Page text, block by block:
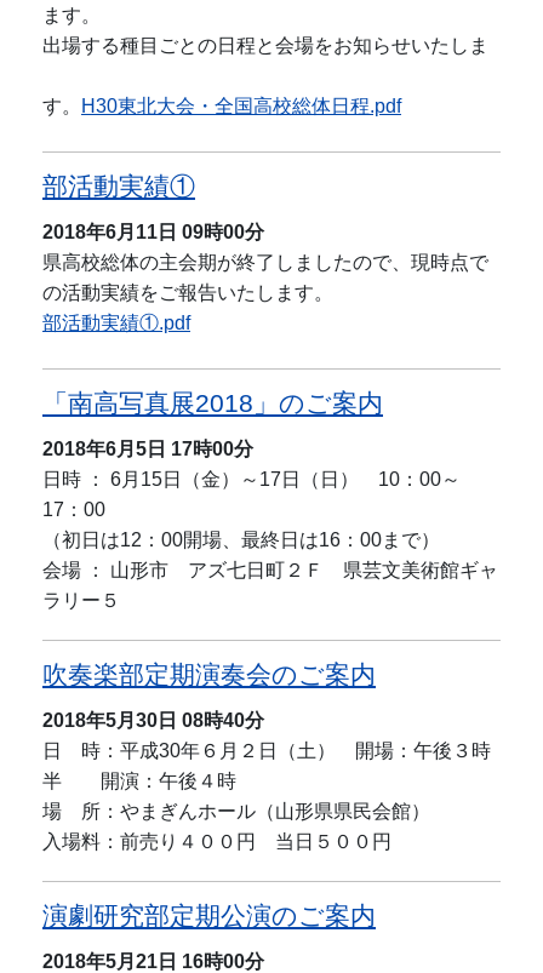
ます。
出場する種目ごとの日程と会場をお知らせいたしま
す。 H30東北大会・全国高校総体日程.pdf
部活動実績①
2018年6月11日 09時00分
県高校総体の主会期が終了しましたので、現時点で
の活動実績をご報告いたします。
部活動実績①.pdf
「南高写真展2018」のご案内
2018年6月5日 17時00分
日時 ： 6月15日（金）～17日（日） 10：00～
17：00
（初日は12：00開場、最終日は16：00まで）
会場 ： 山形市 アズ七日町２Ｆ 県芸文美術館ギャ
ラリー５
吹奏楽部定期演奏会のご案内
2018年5月30日 08時40分
日 時：平成30年６月２日（土） 開場：午後３時
半 開演：午後４時
場 所：やまぎんホール（山形県県民会館）
入場料：前売り４００円 当日５００円
演劇研究部定期公演のご案内
2018年5月21日 16時00分